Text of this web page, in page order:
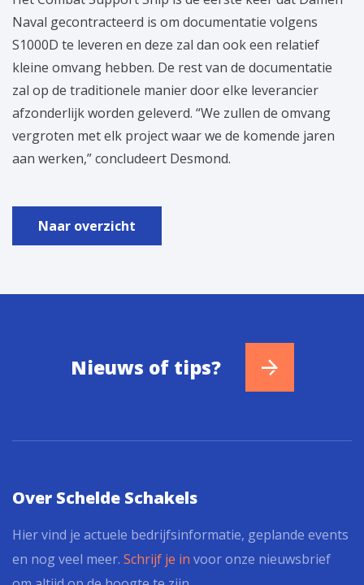
Naval gecontracteerd is om documentatie volgens
S1000D te leveren en deze zal dan ook een relatief
kleine omvang hebben. De rest van de documentatie
zal op de traditionele manier door elke leverancier
afzonderlijk worden geleverd. “We zullen de omvang
vergroten met elk project waar we de komende jaren
aan werken,” concludeert Desmond.
Naar overzicht
Nieuws of tips?
Over Schelde Schakels
Hier vind je actuele bedrijfsinformatie, geplande events
en nog veel meer. Schrijf je in voor onze nieuwsbrief